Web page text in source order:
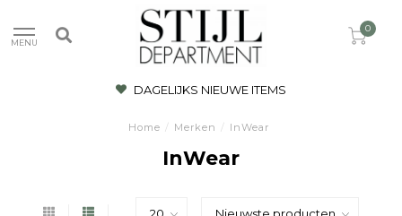
MENU
0
DAGELIJKS NIEUWE ITEMS
Home / Merken / InWear
InWear